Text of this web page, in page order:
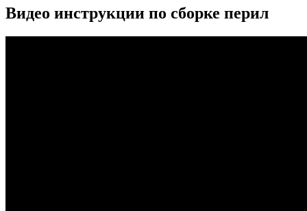
Видео инструкции по сборке перил